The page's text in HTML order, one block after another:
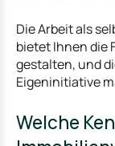
Die Arbeit als
bietet Ihnen die
gestalten, und
Eigeninitiative
Welche